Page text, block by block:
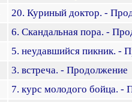
20. Куриный доктор. -
6. Скандальная пора. -
5. неудавшийся пикник. -
3. встреча. - Продолжение
7. курс молодого бойца. -